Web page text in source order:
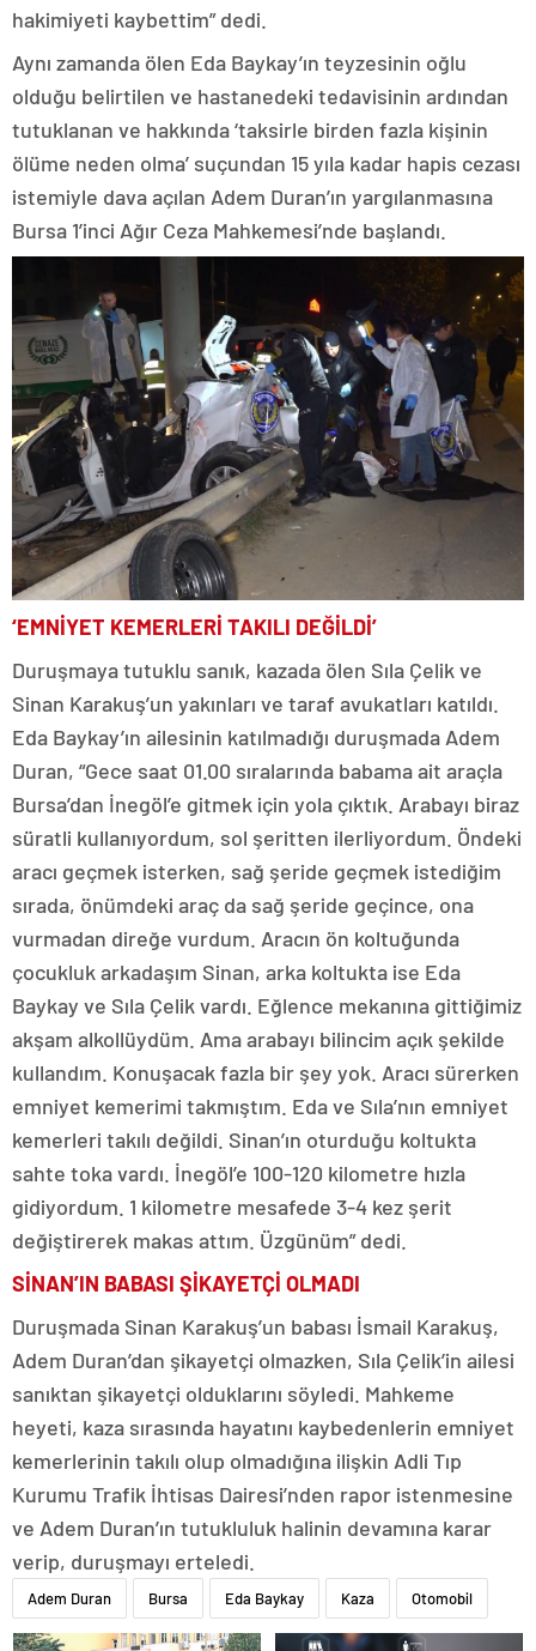
hakimiyeti kaybettim” dedi.
Aynı zamanda ölen Eda Baykay’ın teyzesinin oğlu
olduğu belirtilen ve hastanedeki tedavisinin ardından
tutuklanan ve hakkında ‘taksirle birden fazla kişinin
ölüme neden olma’ suçundan 15 yıla kadar hapis cezası
istemiyle dava açılan Adem Duran’ın yargılanmasına
Bursa 1’inci Ağır Ceza Mahkemesi’nde başlandı.
‘EMNİYET KEMERLERİ TAKILI DEĞİLDİ’
Duruşmaya tutuklu sanık, kazada ölen Sıla Çelik ve
Sinan Karakuş’un yakınları ve taraf avukatları katıldı.
Eda Baykay’ın ailesinin katılmadığı duruşmada Adem
Duran, “Gece saat 01.00 sıralarında babama ait araçla
Bursa’dan İnegöl’e gitmek için yola çıktık. Arabayı biraz
süratli kullanıyordum, sol şeritten ilerliyordum. Öndeki
aracı geçmek isterken, sağ şeride geçmek istediğim
sırada, önümdeki araç da sağ şeride geçince, ona
vurmadan direğe vurdum. Aracın ön koltuğunda
çocukluk arkadaşım Sinan, arka koltukta ise Eda
Baykay ve Sıla Çelik vardı. Eğlence mekanına gittiğimiz
akşam alkollüydüm. Ama arabayı bilincim açık şekilde
kullandım. Konuşacak fazla bir şey yok. Aracı sürerken
emniyet kemerimi takmıştım. Eda ve Sıla’nın emniyet
kemerleri takılı değildi. Sinan’ın oturduğu koltukta
sahte toka vardı. İnegöl’e 100-120 kilometre hızla
gidiyordum. 1 kilometre mesafede 3-4 kez şerit
değiştirerek makas attım. Üzgünüm” dedi.
SİNAN’IN BABASI ŞİKAYETÇİ OLMADI
Duruşmada Sinan Karakuş’un babası İsmail Karakuş,
Adem Duran’dan şikayetçi olmazken, Sıla Çelik’in ailesi
sanıktan şikayetçi olduklarını söyledi. Mahkeme
heyeti, kaza sırasında hayatını kaybedenlerin emniyet
kemerlerinin takılı olup olmadığına ilişkin Adli Tıp
Kurumu Trafik İhtisas Dairesi’nden rapor istenmesine
ve Adem Duran’ın tutukluluk halinin devamına karar
verip, duruşmayı erteledi.
Adem Duran Bursa Eda Baykay Kaza Otomobil